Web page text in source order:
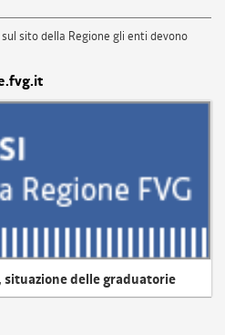
sito della Regione gli enti devono
situazione delle graduatorie